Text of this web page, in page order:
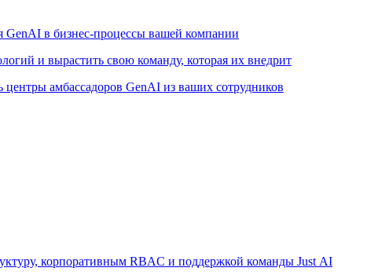
в бизнес-процессы вашей компании
и вырастить свою команду, которая их внедрит
амбассадоров GenAI из ваших сотрудников
корпоративным RBAC и поддержкой команды Just AI